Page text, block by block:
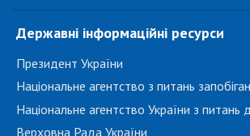
Державні інформаційні ресурси
Президент України
Національне агентство з питань
Національне агентство України з
Верховна Рада України